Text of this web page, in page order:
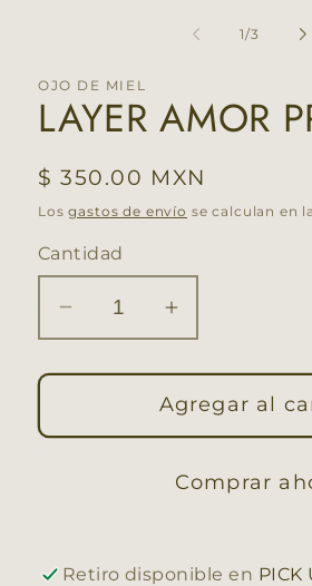
una
ventana
modal
1/de
3
OJO DE MIEL
LAYER AMOR
Precio
habitual
$ 350.00 MXN
Losgastos de envío se calculan en
Cantidad
Reducir
cantidad
para
AMOR
Aumentar
cantidad
para
LAYER
AMOR
Agregar al
Comprar
Retiro disponible en PICK